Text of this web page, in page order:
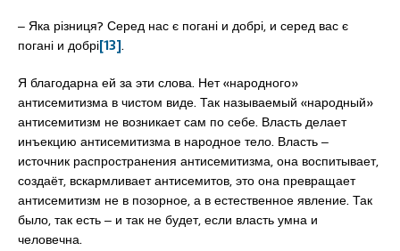
‒ Яка різниця? Серед нас є погані и добрі, и серед вас є
погані и добрі[13].
Я благодарна ей за эти слова. Нет «народного»
антисемитизма в чистом виде. Так называемый «народный»
антисемитизм не возникает сам по себе. Власть делает
инъекцию антисемитизма в народное тело. Власть ‒
источник распространения антисемитизма, она воспитывает,
создаёт, вскармливает антисемитов, это она превращает
антисемитизм не в позорное, а в естественное явление. Так
было, так есть ‒ и так не будет, если власть умна и
человечна.